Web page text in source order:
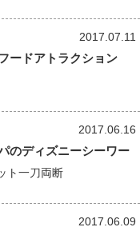
2017.07.11
ードアトラクション
2017.06.16
のディズニーシーワー
ト一刀両断
2017.06.09